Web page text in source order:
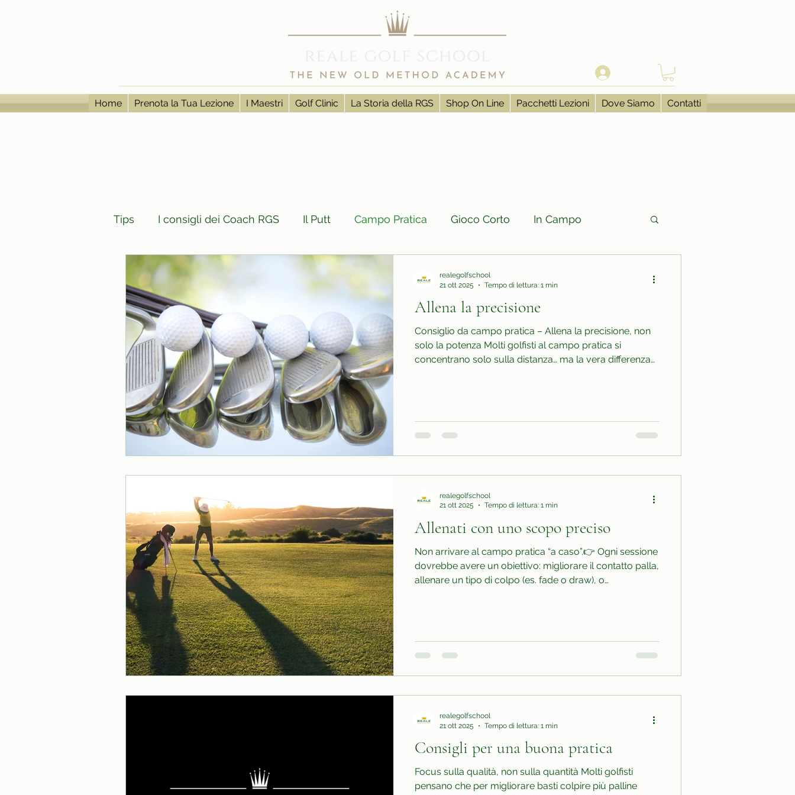
Home Prenota la Tua Lezione I Maestri Golf Clinic La Storia della RGS Shop On Line Pacchetti Lezioni Dove Siamo Contatti
Tips I consigli dei Coach RGS Il Putt Campo Pratica Gioco Corto In Campo
News e Promozioni
Allena la precisione
Consiglio da campo pratica – Allena la precisione, non
solo la potenza Molti golfisti al campo pratica si
concentrano solo sulla distanza… ma la vera differenza
target. Segna mentalmente o con un cerchietto dove
realegolfschool
21 ott 2025
Tempo di lettura: 1 min
Allenati con uno scopo preciso
Non arrivare al campo pratica “a caso”.👉 Ogni sessione
dovrebbe avere un obiettivo: migliorare il contatto palla,
allenare un tipo di colpo (es. fade o draw), o
realegolfschool
21 ott 2025
Tempo di lettura: 1 min
Consigli per una buona pratica
Focus sulla qualità, non sulla quantità Molti golfisti
pensano che per migliorare basti colpire più palline
realegolfschool
21 ott 2025
Tempo di lettura: 1 min